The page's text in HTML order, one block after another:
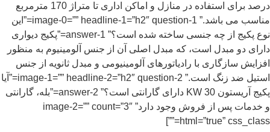
درصد برای استفاده در منازل و اماکن اداری تا متراژ 170 مترمربع
مناسب می باشد.” image-0=”” headline-1=”h2″ question-1=”این
نوع پکیج از چه جنسی ساخته شده است؟” answer-1=”پکیج دیواری
دارای دو مبدل است، که مبدل اصلی آن از جنس آلومینیوم به منظور
افزایش سازگاری با رادیاتورهای آلومینیومی و مبدل ثانویه از جنس
استیل ضد زنگ است.” image-1=”” headline-2=”h2″ question-2=”آیا
پکیج آریستون 30 KW دارای گارانتی است؟” answer-2=”بله، گارانتی
و خدمات پس از فروش وجود دارد” image-2=”” count=”3″
html=”true” css_class=””]